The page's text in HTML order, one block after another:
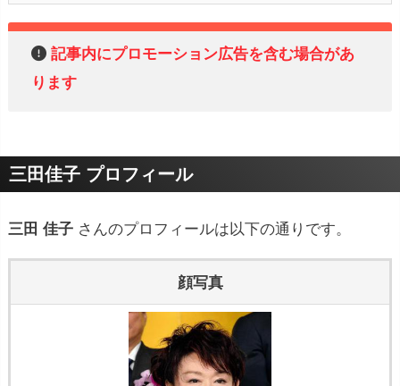
記事内にプロモーション広告を含む場合があ
ります
三田佳子 プロフィール
三田 佳子 さんのプロフィールは以下の通りです。
顔写真